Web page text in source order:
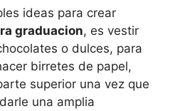
ideas para crear
graduacion, es vestir
o dulces, para
birretes de papel,
superior una vez que
una amplia